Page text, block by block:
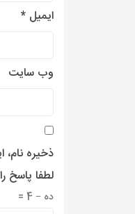
ایمیل *
وب‌ سایت
ذخیره
لطفا پاسخ
ده − 4 =